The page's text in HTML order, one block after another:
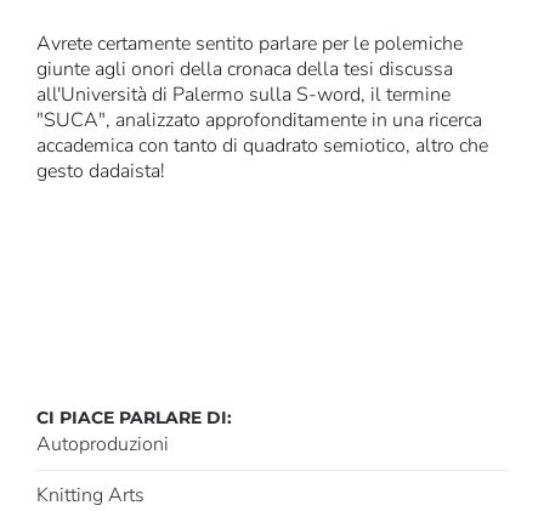
Avrete certamente sentito parlare per le polemiche
giunte agli onori della cronaca della tesi discussa
all'Università di Palermo sulla S-word, il termine
"SUCA", analizzato approfonditamente in una ricerca
accademica con tanto di quadrato semiotico, altro che
gesto dadaista!
CI PIACE PARLARE DI:
Autoproduzioni
Knitting Arts